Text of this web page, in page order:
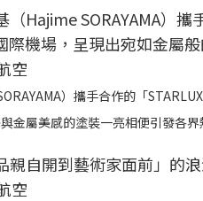
）攜手合作的「
金屬美感的塗裝一亮相便引發各